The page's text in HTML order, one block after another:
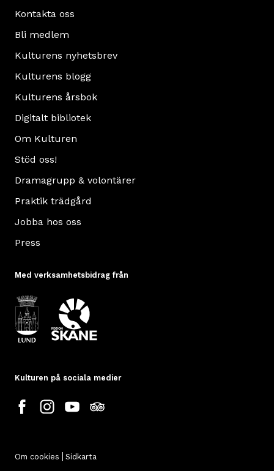
Kontakta oss
Bli medlem
Kulturens nyhetsbrev
Kulturens blogg
Kulturens årsbok
Digitalt bibliotek
Om Kulturen
Stöd oss!
Dramagrupp & volontärer
Praktik trädgård
Jobba hos oss
Press
Med verksamhetsbidrag från
Kulturen på sociala medier
Om cookies Sidkarta